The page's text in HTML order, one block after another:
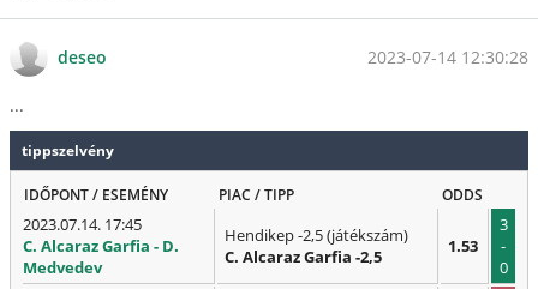
deseo 2023-07-14 12:30:28
...
tippszelvény
IDŐPONT / ESEMÉNY PIAC / TIPP ODDS
2023.07.14. 17:45
C. Alcaraz Garfia - D.
Medvedev
Hendikep -2,5 (játékszám)
C. Alcaraz Garfia -2,5
1.53
3
-
0